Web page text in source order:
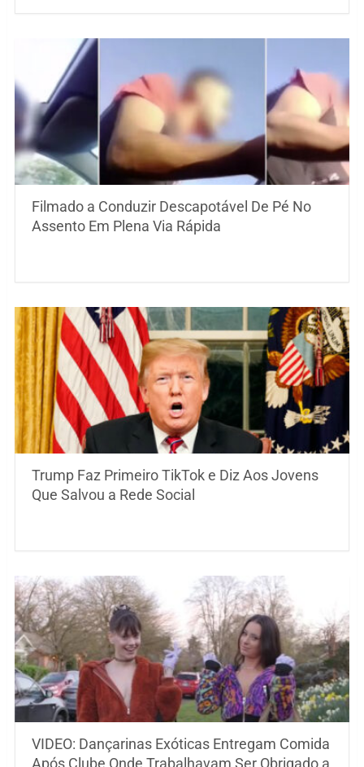
Filmado a Conduzir Descapotável De Pé No
Assento Em Plena Via Rápida
Trump Faz Primeiro TikTok e Diz Aos Jovens
Que Salvou a Rede Social
VIDEO: Dançarinas Exóticas Entregam Comida
Após Clube Onde Trabalhavam Ser Obrigado a